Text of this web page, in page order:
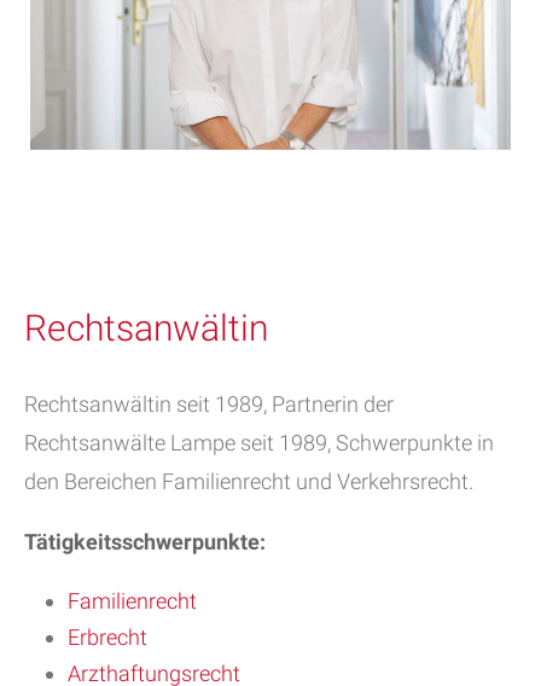
Rechtsanwältin
Rechtsanwältin seit 1989, Partnerin der
Rechtsanwälte Lampe seit 1989, Schwerpunkte in
den Bereichen Familienrecht und Verkehrsrecht.
Tätigkeitsschwerpunkte:
Familienrecht
Erbrecht
Arzthaftungsrecht